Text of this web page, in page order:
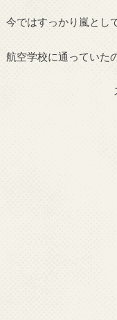
今ではすっかり嵐とし
航空学校に通っていた